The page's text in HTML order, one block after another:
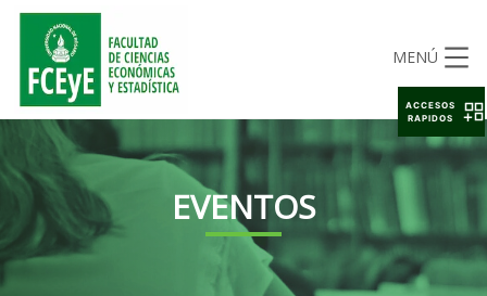
MENÚ
EVENTOS
ACCESOS
RAPIDOS